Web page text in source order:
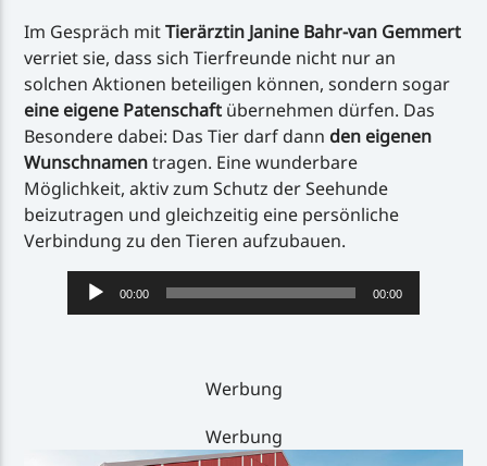
Im Gespräch mitTierärztin Janine Bahr-van Gemmert
verriet sie, dass sich Tierfreunde nicht nur an
solchen Aktionen beteiligen können, sondern sogar
eine eigene Patenschaft übernehmen dürfen. Das
Besondere dabei: Das Tier darf dannden eigenen
Wunschnamentragen. Eine wunderbare
Möglichkeit, aktiv zum Schutz der Seehunde
beizutragen und gleichzeitig eine persönliche
Verbindung zu den Tieren aufzubauen.
Audio-
Player
00:00 00:00
Werbung
Werbung